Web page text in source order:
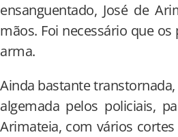
ensanguentado, José de
mãos. Foi necessário que
arma.
Ainda bastante
algemada pelos policiais,
Arimateia, com vários